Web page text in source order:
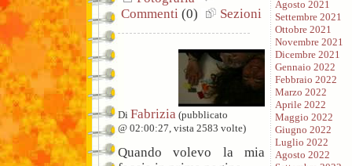
Commenti (0) Sezioni
Di Fabrizia (pubblicato
@ 02:00:27, vista 2583 volte)
Quando volevo la mia
Agosto 2021
Settembre 2021
Ottobre 2021
Novembre 2021
Dicembre 2021
Gennaio 2022
Febbraio 2022
Marzo 2022
Aprile 2022
Maggio 2022
Giugno 2022
Luglio 2022
Agosto 2022